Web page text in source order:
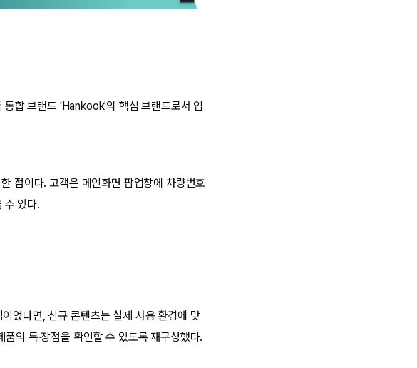
합 브랜드 'Hankook'의 핵심 브랜드로서 입
점이다. 고객은 메인화면 팝업창에 차량번호
수 있다.
었다면, 신규 콘텐츠는 실제 사용 환경에 맞
의 특·장점을 확인할 수 있도록 재구성했다.